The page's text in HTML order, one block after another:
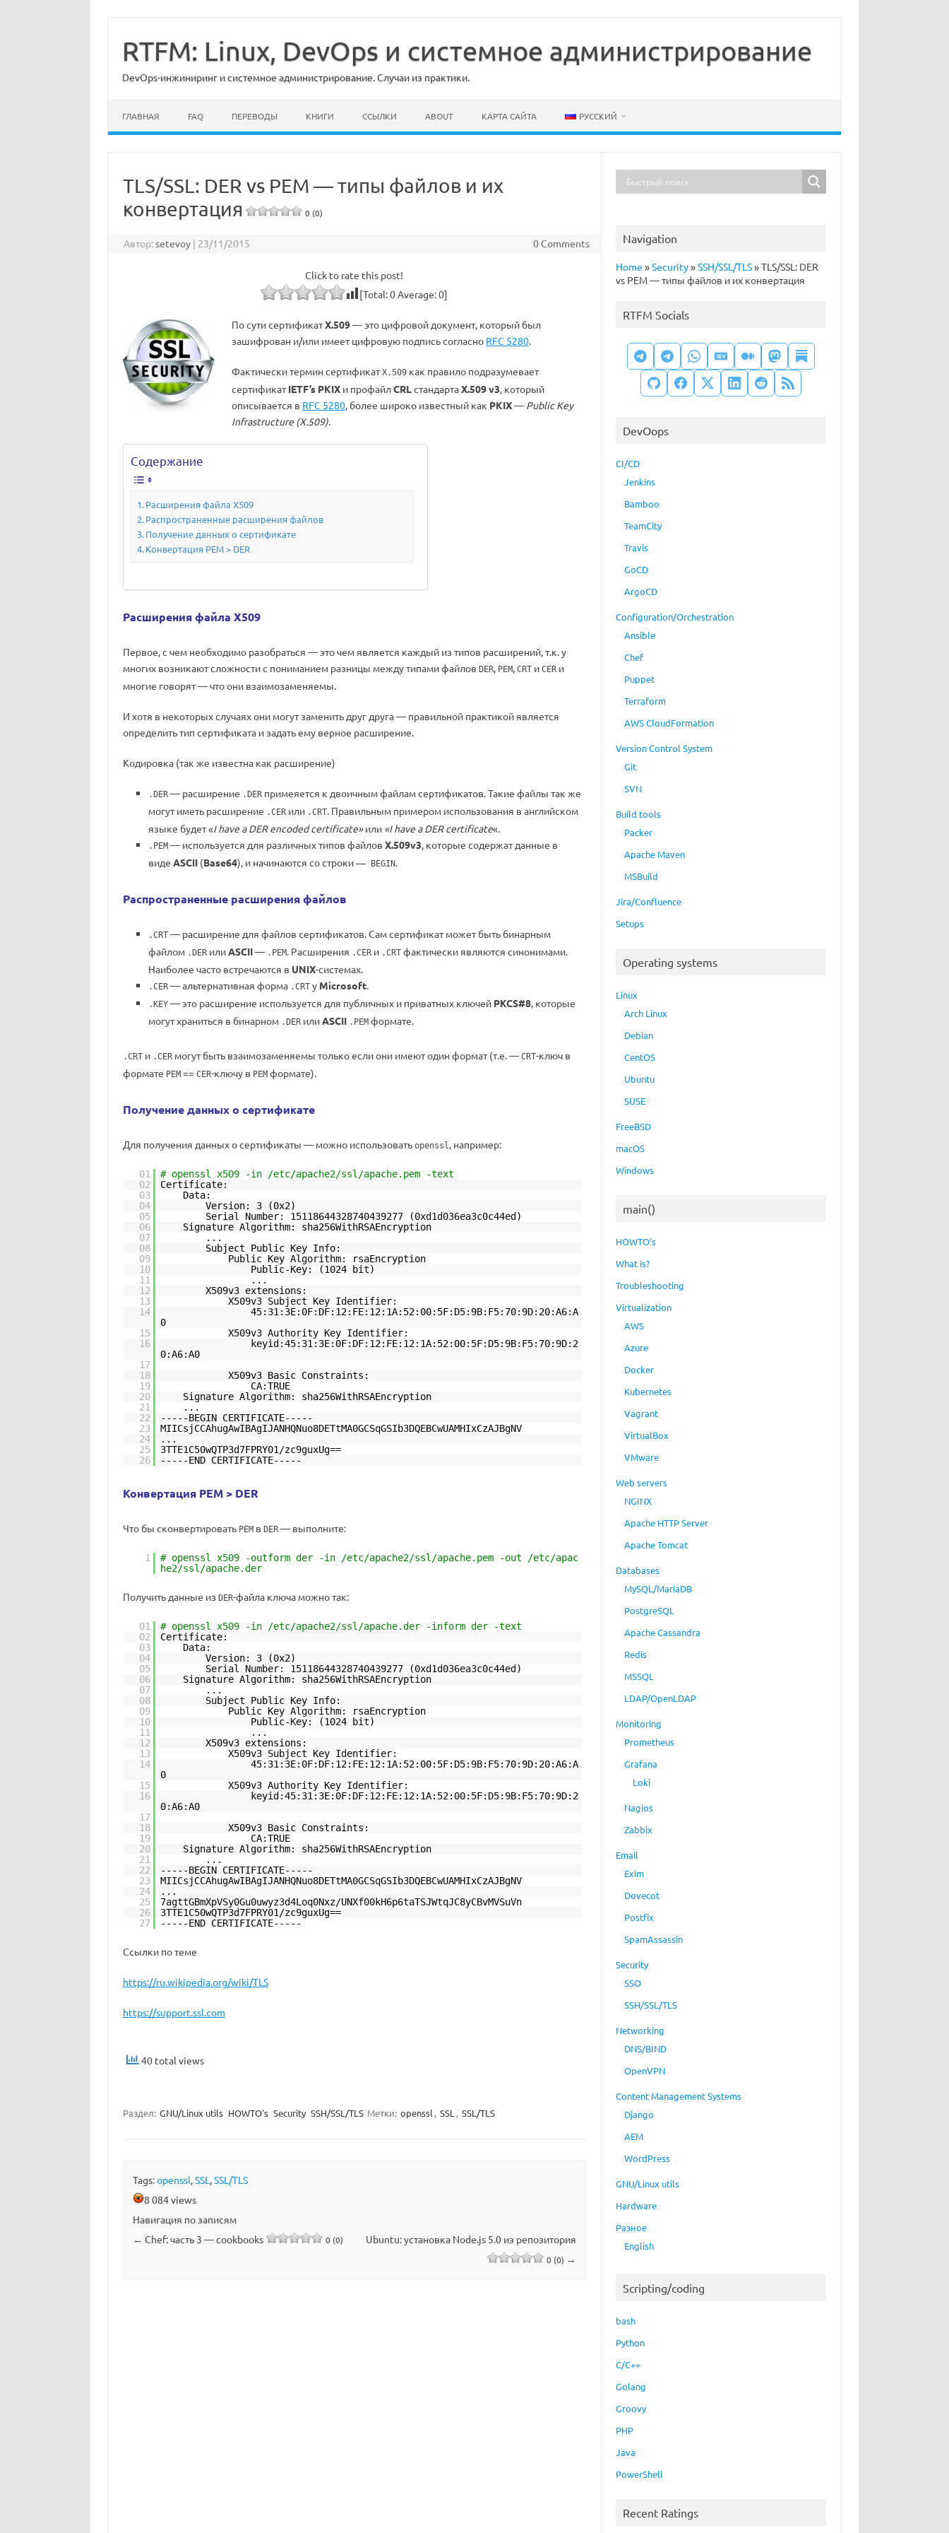
содержимому
RTFM: Linux, DevOps и системное администрирование
DevOps-инжиниринг и системное администрирование. Случаи из практики.
ГЛАВНАЯ FAQ ПЕРЕВОДЫ КНИГИ ССЫЛКИ ABOUT КАРТА САЙТА РУССКИЙ
TLS/SSL: DER vs PEM — типы файлов и их
конвертация
0 (0)
Автор:setevoy | 23/11/2015 0 Comments
Click to rate this post!
[Total:0Average:0]
По сути сертификатX.509— это цифровой документ, который был
зашифрован и/или имеет цифровую подпись согласно RFC 5280.
Фактически термин сертификатX.509как правило подразумевает
сертификатIETF’s PKIXи профайлCRLстандартаX.509 v3, который
описывается в RFC 5280, более широко известный как PKIX— Public Key
Infrastructure (X.509).
Содержание
Расширения файла X509
Распространенные расширения файлов
Получение данных о сертификате
Конвертация PEM > DER
Расширения файла X509
Первое, с чем необходимо разобраться — это чем является каждый из типов расширений, т.к. у
многих возникают сложности с пониманием разницы между типами файлов DER, PEM, CRTи CERи
многие говорят — что они взаимозаменяемы.
И хотя в некоторых случаях они могут заменить друг друга — правильной практикой является
определить тип сертификата и задать ему верное расширение.
Кодировка (так же известна как расширение)
.DER— расширение .DERпримеяется к двоичным файлам сертификатов. Такие файлы так же
могут иметь расширение .CERили .CRT. Правильным примером использования в английском
языке будет «I have a DER encoded certificate»или«I have a DER certificate«.
.PEM— используется для различных типов файлов X.509v3, которые содержат данные в
виде ASCII(Base64), и начинаются со строки —– BEGIN.
Распространенные расширения файлов
.CRT— расширение для файлов сертификатов. Сам сертификат может быть бинарным
файлом .DERилиASCII— .PEM. Расширения .CERи .CRTфактически являются синонимами.
Наиболее часто встречаются в UNIX-системах.
.CER— альтернативная форма .CRTу Microsoft.
.KEY— это расширение используется для публичных и приватных ключей PKCS#8, которые
могут храниться в бинарном .DERилиASCII .PEMформате.
.CRTи .CERмогут быть взаимозаменяемы только если они имеют один формат (т.е. — CRT-ключ в
формате PEM== CER-ключу в PEMформате).
Получение данных о сертификате
Для получения данных о сертификаты — можно использовать openssl, например:
01
# openssl x509 -in /etc/apache2/ssl/apache.pem -text
02
Certificate:
03
Data:
04
Version: 3 (0x2)
05
Serial Number: 15118644328740439277 (0xd1d036ea3c0c44ed)
06
Signature Algorithm: sha256WithRSAEncryption
07
...
08
Subject Public Key Info:
09
Public Key Algorithm: rsaEncryption
10
Public-Key: (1024 bit)
11
...
12
X509v3 extensions:
13
X509v3 Subject Key Identifier:
14
45:31:3E:0F:DF:12:FE:12:1A:52:00:5F:D5:9B:F5:70:9D:20:A6:A
0
15
X509v3 Authority Key Identifier:
16
keyid:45:31:3E:0F:DF:12:FE:12:1A:52:00:5F:D5:9B:F5:70:9D:2
0:A6:A0
17
18
X509v3 Basic Constraints:
19
CA:TRUE
20
Signature Algorithm: sha256WithRSAEncryption
21
...
22
-----BEGIN CERTIFICATE-----
23
MIICsjCCAhugAwIBAgIJANHQNuo8DETtMA0GCSqGSIb3DQEBCwUAMHIxCzAJBgNV
24
...
25
3TTE1C50wQTP3d7FPRY01/zc9guxUg==
26
-----END CERTIFICATE-----
Конвертация PEM > DER
Что бы сконвертировать PEMв DER— выполните:
1
# openssl x509 -outform der -in /etc/apache2/ssl/apache.pem -out /etc/apac
he2/ssl/apache.der
Получить данные из DER-файла ключа можно так:
01
# openssl x509 -in /etc/apache2/ssl/apache.der -inform der -text
02
Certificate:
03
Data:
04
Version: 3 (0x2)
05
Serial Number: 15118644328740439277 (0xd1d036ea3c0c44ed)
06
Signature Algorithm: sha256WithRSAEncryption
07
...
08
Subject Public Key Info:
09
Public Key Algorithm: rsaEncryption
10
Public-Key: (1024 bit)
11
...
12
X509v3 extensions:
13
X509v3 Subject Key Identifier:
14
45:31:3E:0F:DF:12:FE:12:1A:52:00:5F:D5:9B:F5:70:9D:20:A6:A
0
15
X509v3 Authority Key Identifier:
16
keyid:45:31:3E:0F:DF:12:FE:12:1A:52:00:5F:D5:9B:F5:70:9D:2
0:A6:A0
17
18
X509v3 Basic Constraints:
19
CA:TRUE
20
Signature Algorithm: sha256WithRSAEncryption
21
...
22
-----BEGIN CERTIFICATE-----
23
MIICsjCCAhugAwIBAgIJANHQNuo8DETtMA0GCSqGSIb3DQEBCwUAMHIxCzAJBgNV
24
...
25
7agttGBmXpVSy0Gu0uwyz3d4Loq0Nxz/UNXf00kH6p6taTSJWtqJC8yCBvMVSuVn
26
3TTE1C50wQTP3d7FPRY01/zc9guxUg==
27
-----END CERTIFICATE-----
Ссылки по теме
https://ru.wikipedia.org/wiki/TLS
https://support.ssl.com
40 total views
Раздел: GNU/Linux utils HOWTO's Security SSH/SSL/TLS Метки: openssl , SSL , SSL/TLS
Tags:openssl,SSL ,SSL/TLS
8 084 views
Навигация по записям
← Chef: часть 3 — cookbooks 0 (0) Ubuntu: установка Node.js 5.0 из репозитория
0 (0) →
Navigation
Home »Security»SSH/SSL/TLS»TLS/SSL: DER
vs PEM — типы файлов и их конвертация
RTFM Socials
DevOops
CI/CD
Jenkins
Bamboo
TeamCity
Travis
GoCD
ArgoCD
Configuration/Orchestration
Ansible
Chef
Puppet
Terraform
AWS CloudFormation
Version Control System
Git
SVN
Build tools
Packer
Apache Maven
MSBuild
Jira/Confluence
Setups
Operating systems
Linux
Arch Linux
Debian
CentOS
Ubuntu
SUSE
FreeBSD
macOS
Windows
main()
HOWTO’s
What is?
Troubleshooting
Virtualization
AWS
Azure
Docker
Kubernetes
Vagrant
VirtualBox
VMware
Web servers
NGINX
Apache HTTP Server
Apache Tomcat
Databases
MySQL/MariaDB
PostgreSQL
Apache Cassandra
Redis
MSSQL
LDAP/OpenLDAP
Monitoring
Prometheus
Grafana
Loki
Nagios
Zabbix
Email
Exim
Dovecot
Postfix
SpamAssassin
Security
SSO
SSH/SSL/TLS
Networking
DNS/BIND
OpenVPN
Content Management Systems
Django
AEM
WordPress
GNU/Linux utils
Hardware
Разное
English
Scripting/coding
bash
Python
C/C++
Golang
Groovy
PHP
Java
PowerShell
Recent Ratings